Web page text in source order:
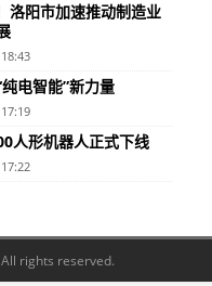
洛阳市加速推动制造业
电智能”新力量
人形机器人正式下线
rights reserved.